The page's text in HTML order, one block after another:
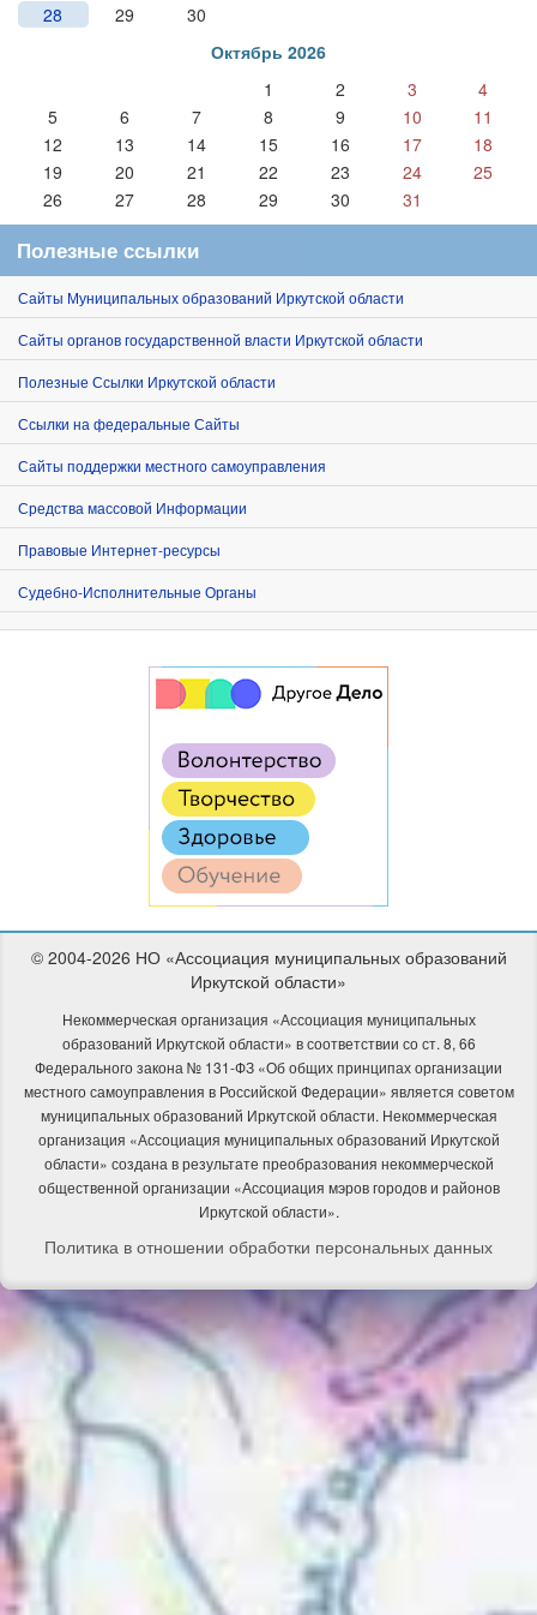
28
29
30
Октябрь 2026
1
2 3
4
5
6 7 8 9 10
11
12
13 14 15 16 17
18
19
20 21 22 23 24
25
26
27 28 29 30 31
Полезные ссылки
Сайты Муниципальных образований Иркутской области
Сайты органов государственной власти Иркутской области
Полезные Ссылки Иркутской области
Ссылки на федеральные Сайты
Сайты поддержки местного самоуправления
Средства массовой Информации
Правовые Интернет-ресурсы
Судебно-Исполнительные Органы
© 2004-2026 НО «Ассоциация муниципальных образований
Иркутской области»
Некоммерческая организация «Ассоциация муниципальных
образований Иркутской области» в соответствии со ст. 8, 66
Федерального закона № 131-ФЗ «Об общих принципах организации
местного самоуправления в Российской Федерации» является советом
муниципальных образований Иркутской области. Некоммерческая
организация «Ассоциация муниципальных образований Иркутской
области» создана в результате преобразования некоммерческой
общественной организации «Ассоциация мэров городов и районов
Иркутской области».
Политика в отношении обработки персональных данных